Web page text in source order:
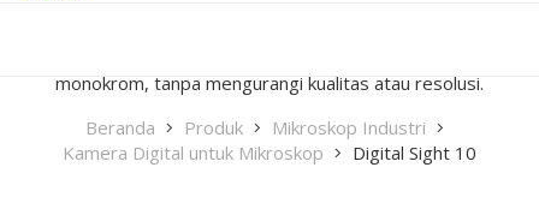
monokrom, tanpa mengurangi kualitas atau resolusi.
Beranda
Produk
Mikroskop Industri
Kamera Digital untuk Mikroskop
Digital Sight 10